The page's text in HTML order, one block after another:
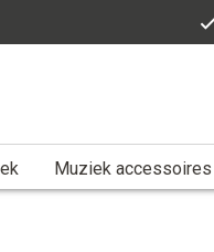
Muziek accessoires